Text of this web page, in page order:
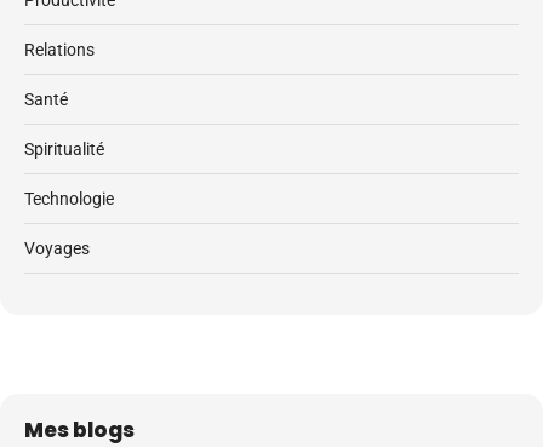
Relations
Santé
Spiritualité
Technologie
Voyages
Mes blogs